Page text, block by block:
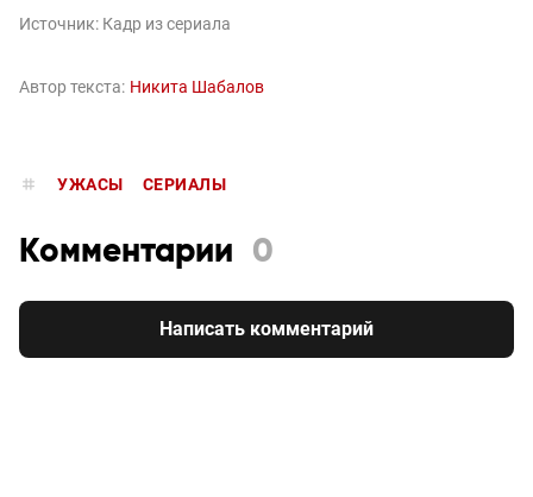
Источник: Кадр из сериала
Автор текста: Никита Шабалов
УЖАСЫ СЕРИАЛЫ
Комментарии 0
Написать комментарий